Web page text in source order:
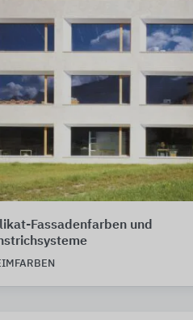
Fassadenfarben und